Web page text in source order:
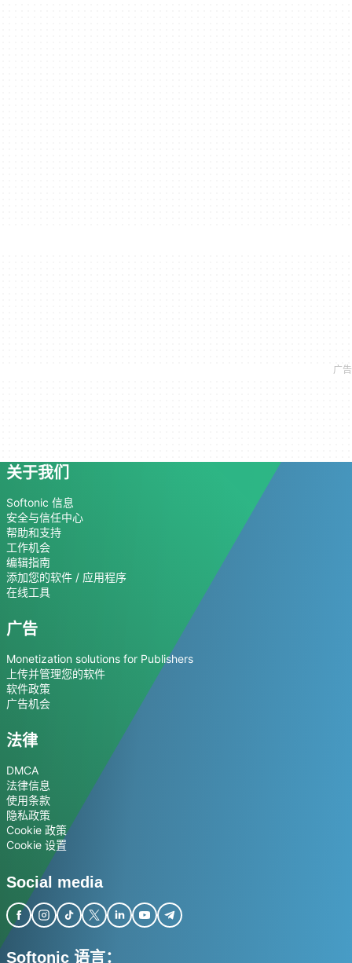
关于我们
Softonic 信息
安全与信任中心
帮助和支持
工作机会
编辑指南
添加您的软件 / 应用程序
在线工具
广告
Monetization solutions for Publishers
上传并管理您的软件
软件政策
广告机会
法律
DMCA
法律信息
使用条款
隐私政策
Cookie 政策
Cookie 设置
Social media
Softonic 语言：